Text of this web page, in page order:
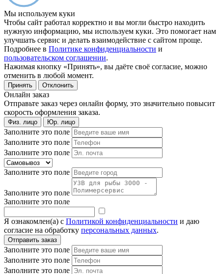
Мы используем куки
Чтобы сайт работал корректно и вы могли быстро находить
нужную информацию, мы используем куки. Это помогает нам
улучшать сервис и делать взаимодействие с сайтом проще.
Подробнее в Политике конфиденциальности и
пользовательском соглашении.
Нажимая кнопку «Принять», вы даёте своё согласие, можно
отменить в любой момент.
Принять Отклонить
Онлайн заказ
Отправьте заказ через онлайн форму, это значительно повысит
скорость оформления заказа.
Физ. лицо Юр. лицо
Заполните это поле
Заполните это поле
Заполните это поле
Заполните это поле
Заполните это поле
Заполните это поле
Я ознакомлен(а) с Политикой конфиденциальности и даю
согласие на обработку персональных данных.
Заполните это поле
Заполните это поле
Заполните это поле